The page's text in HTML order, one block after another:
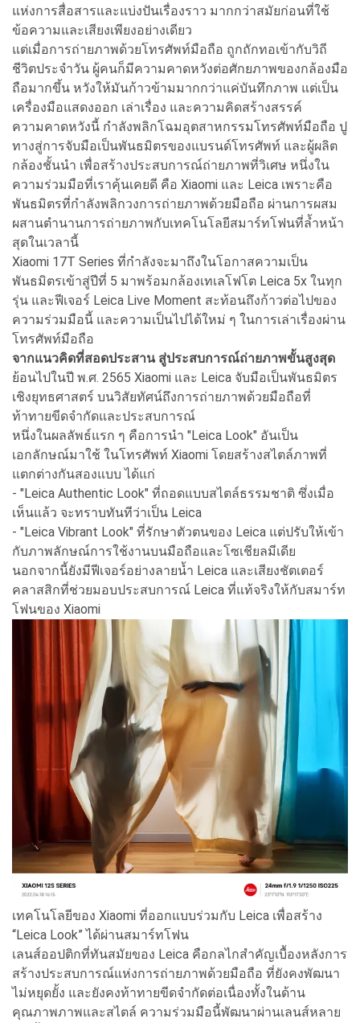
แห่งการสื่อสารและแบ่งปันเรื่องราว มากกว่าสมัยก่อนที่ใช้
ข้อความและเสียงเพียงอย่างเดียว
แต่เมื่อการถ่ายภาพด้วยโทรศัพท์มือถือ ถูกถักทอเข้ากับวิถี
ชีวิตประจำวัน ผู้คนก็มีความคาดหวังต่อศักยภาพของกล้องมือ
ถือมากขึ้น หวังให้มันก้าวข้ามมากกว่าแค่บันทึกภาพ แต่เป็น
เครื่องมือแสดงออก เล่าเรื่อง และความคิดสร้างสรรค์
ความคาดหวังนี้ กำลังพลิกโฉมอุตสาหกรรมโทรศัพท์มือถือ ปู
ทางสู่การจับมือเป็นพันธมิตรของแบรนด์โทรศัพท์ และผู้ผลิต
กล้องชั้นนำ เพื่อสร้างประสบการณ์ถ่ายภาพที่วิเศษ หนึ่งใน
ความร่วมมือที่เราคุ้นเคยดี คือ Xiaomi และ Leica เพราะคือ
พันธมิตรที่กำลังพลิกวงการถ่ายภาพด้วยมือถือ ผ่านการผสม
ผสานตำนานการถ่ายภาพกับเทคโนโลยีสมาร์ทโฟนที่ล้ำหน้า
สุดในเวลานี้
Xiaomi 17T Series ที่กำลังจะมาถึงในโอกาสความเป็น
พันธมิตรเข้าสู่ปีที่ 5 มาพร้อมกล้องเทเลโฟโต Leica 5x ในทุก
รุ่น และฟีเจอร์ Leica Live Moment สะท้อนถึงก้าวต่อไปของ
ความร่วมมือนี้ และความเป็นไปได้ใหม่ ๆ ในการเล่าเรื่องผ่าน
โทรศัพท์มือถือ
จากแนวคิดที่สอดประสาน สู่ประสบการณ์ถ่ายภาพขั้นสูงสุด
ย้อนไปในปี พ.ศ. 2565 Xiaomi และ Leica จับมือเป็นพันธมิตร
เชิงยุทธศาสตร์ บนวิสัยทัศน์ถึงการถ่ายภาพด้วยมือถือที่
ท้าทายขีดจำกัดและประสบการณ์
หนึ่งในผลลัพธ์แรก ๆ คือการนำ "Leica Look" อันเป็น
เอกลักษณ์มาใช้ ในโทรศัพท์ Xiaomi โดยสร้างสไตล์ภาพที่
แตกต่างกันสองแบบ ได้แก่
- "Leica Authentic Look" ที่ถอดแบบสไตล์ธรรมชาติ ซึ่งเมื่อ
เห็นแล้ว จะทราบทันทีว่าเป็น Leica
- "Leica Vibrant Look" ที่รักษาตัวตนของ Leica แต่ปรับให้เข้า
กับภาพลักษณ์การใช้งานบนมือถือและโซเชียลมีเดีย
นอกจากนี้ยังมีฟีเจอร์อย่างลายน้ำ Leica และเสียงชัตเตอร์
คลาสสิกที่ช่วยมอบประสบการณ์ Leica ที่แท้จริงให้กับสมาร์ท
โฟนของ Xiaomi
เทคโนโลยีของ Xiaomi ที่ออกแบบร่วมกับ Leica เพื่อสร้าง
“Leica Look” ได้ผ่านสมาร์ทโฟน
เลนส์ออปติกที่ทันสมัยของ Leica คือกลไกสำคัญเบื้องหลังการ
สร้างประสบการณ์แห่งการถ่ายภาพด้วยมือถือ ที่ยังคงพัฒนา
ไม่หยุดยั้ง และยังคงท้าทายขีดจำกัดต่อเนื่องทั้งในด้าน
คุณภาพภาพและสไตล์ ความร่วมมือนี้พัฒนาผ่านเลนส์หลาย